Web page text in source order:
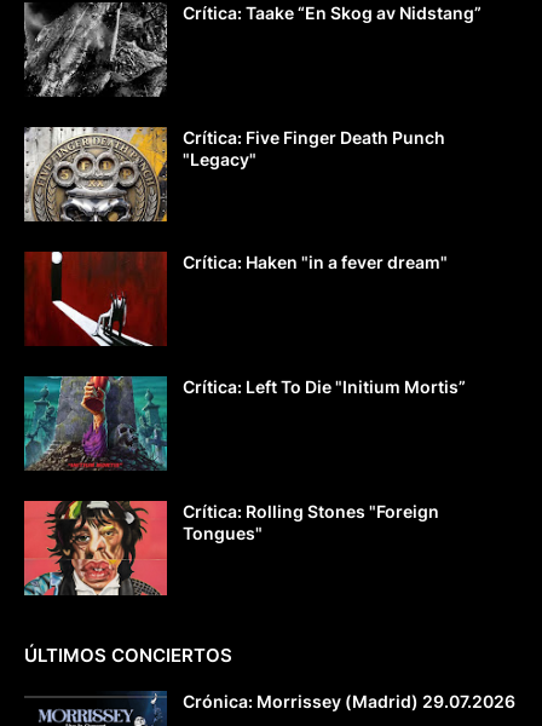
Crítica: Taake “En Skog av Nidstang”
Crítica: Five Finger Death Punch
"Legacy"
Crítica: Haken "in a fever dream"
Crítica: Left To Die "Initium Mortis”
Crítica: Rolling Stones "Foreign
Tongues"
ÚLTIMOS CONCIERTOS
Crónica: Morrissey (Madrid) 29.07.2026